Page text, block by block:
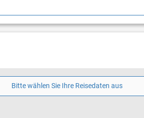
Bitte wählen Sie Ihre Reisedaten aus